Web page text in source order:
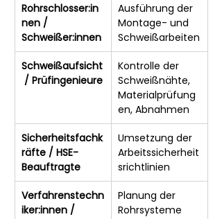
Rohrschlosser:in
nen /
Schweißer:innen
Ausführung der
Montage- und
Schweißarbeiten
Schweißaufsicht
/ Prüfingenieure
Kontrolle der
Schweißnähte,
Materialprüfung
en, Abnahmen
Sicherheitsfachk
räfte / HSE-
Beauftragte
Umsetzung der
Arbeitssicherheit
srichtlinien
Verfahrenstechn
iker:innen /
Planung der
Rohrsysteme